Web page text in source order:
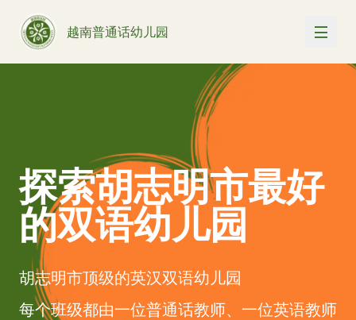
越南普通话幼儿园
探索胡志明市最好
的双语幼儿园
胡志明市顶级的英汉双语幼儿园
每个班级都由一位普通话教师、一位英语教师